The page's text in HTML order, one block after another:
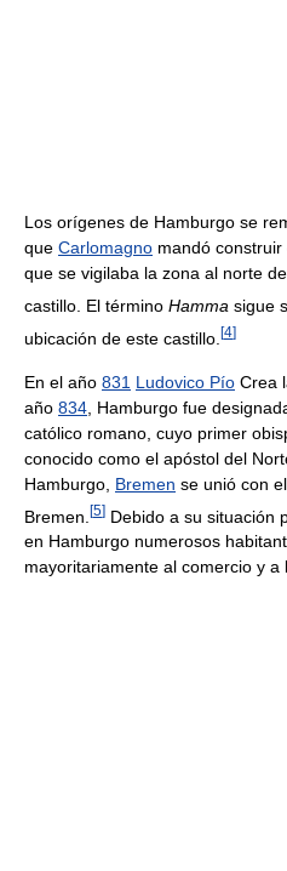
Los orígenes de Hamburgo se
que Carlomagno mandó construir
que se vigilaba la zona al norte
castillo. El término Hamma sigue
ubicación de este castillo. [4]
En el año 831 Ludovico Pío Crea
año 834 , Hamburgo fue
católico romano, cuyo primer
conocido como el apóstol del
Hamburgo, Bremen se unió con
Bremen. [5] Debido a su situación
en Hamburgo numerosos
mayoritariamente al comercio y a